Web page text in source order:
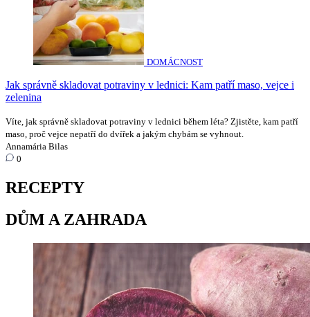
DOMÁCNOST
Jak správně skladovat potraviny v lednici: Kam patří maso, vejce i
zelenina
Víte, jak správně skladovat potraviny v lednici během léta? Zjistěte, kam patří
maso, proč vejce nepatří do dvířek a jakým chybám se vyhnout.
Annamária Bilas
0
RECEPTY
DŮM A ZAHRADA